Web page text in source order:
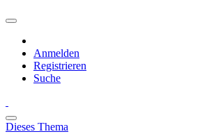
Anmelden
Registrieren
Suche
Dieses Thema